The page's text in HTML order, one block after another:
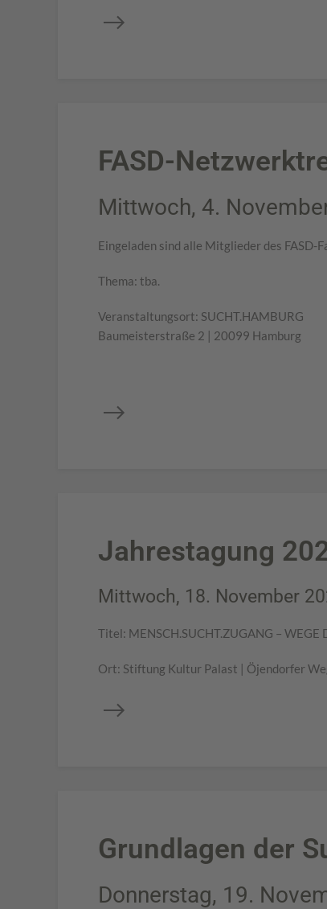
FASD-
Mittwoch, 4.
Eingeladen sind alle Mitglieder des FASD-
Thema: tba.
Veranstaltungsort: SUCHT.HAMBURG
Baumeisterstraße 2 | 20099 Hamburg
Jahrestagung
Mittwoch, 18. November
Titel: MENSCH.SUCHT.ZUGANG – WEGE
Ort: Stiftung Kultur Palast | Öjendorfer
Grundlagen der
Donnerstag, 19.